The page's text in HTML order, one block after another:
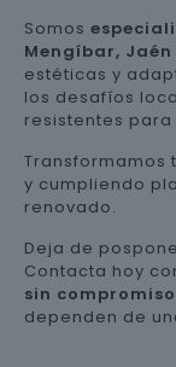
Somos
Mengíbar, Jaén
estéticas y
los desafíos
resistentes
Transformamos
y cumpliendo
renovado.
Deja de
Contacta hoy
sin compromiso
dependen de